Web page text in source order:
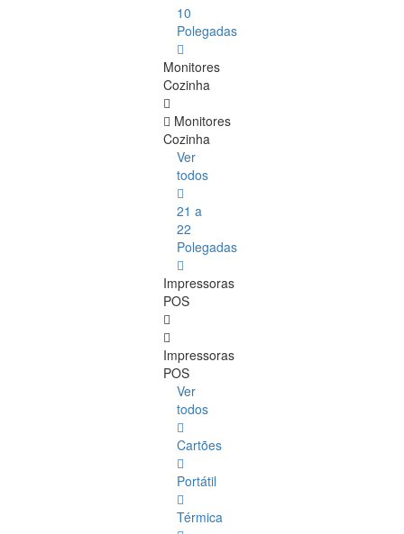
10
Polegadas
Monitores
Cozinha
Monitores
Cozinha
Ver
todos
21 a
22
Polegadas
Impressoras
POS
Impressoras
POS
Ver
todos
Cartões
Portátil
Térmica